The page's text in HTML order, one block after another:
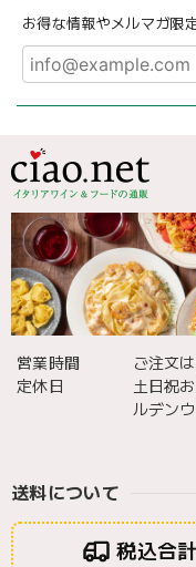
お得な情報やメルマガ限
営業時間
ご注文
定休日
土日祝
ルデン
送料について
税込合